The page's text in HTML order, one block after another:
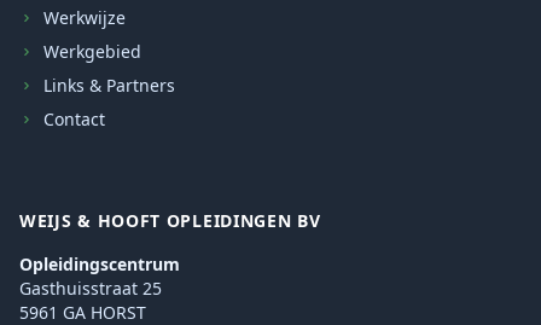
Werkwijze
Werkgebied
Links & Partners
Contact
WEIJS & HOOFT OPLEIDINGEN BV
Opleidingscentrum
Gasthuisstraat 25
5961 GA HORST